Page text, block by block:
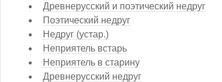
Древнерусский и поэтический недруг
Поэтический недруг
Недруг (устар.)
Неприятель встарь
Неприятель в старину
Древнерусский недруг